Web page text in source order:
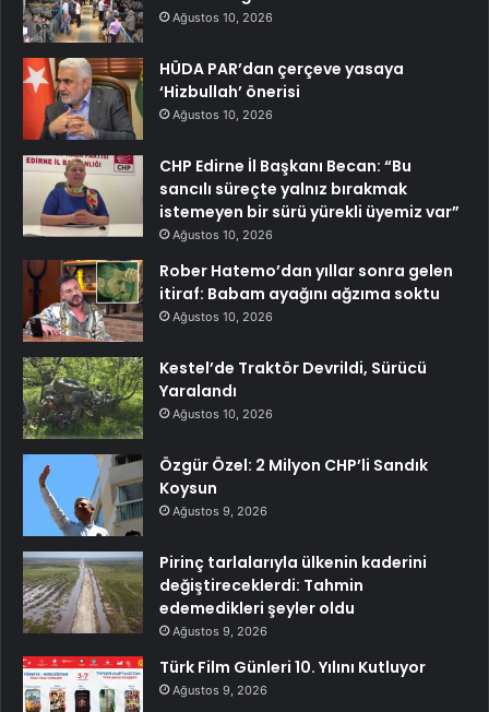
Ağustos 10, 2026
HÜDA PAR’dan çerçeve yasaya
‘Hizbullah’ önerisi
Ağustos 10, 2026
CHP Edirne İl Başkanı Becan: “Bu
sancılı süreçte yalnız bırakmak
istemeyen bir sürü yürekli üyemiz var”
Ağustos 10, 2026
Rober Hatemo’dan yıllar sonra gelen
itiraf: Babam ayağını ağzıma soktu
Ağustos 10, 2026
Kestel’de Traktör Devrildi, Sürücü
Yaralandı
Ağustos 10, 2026
Özgür Özel: 2 Milyon CHP’li Sandık
Koysun
Ağustos 9, 2026
Pirinç tarlalarıyla ülkenin kaderini
değiştireceklerdi: Tahmin
edemedikleri şeyler oldu
Ağustos 9, 2026
Türk Film Günleri 10. Yılını Kutluyor
Ağustos 9, 2026